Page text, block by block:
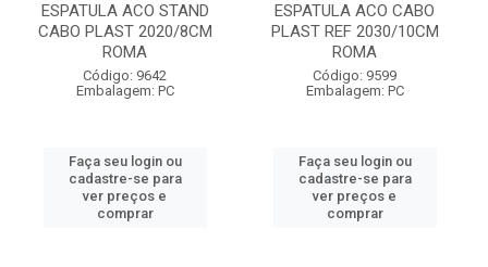
ESPATULA ACO STAND
CABO PLAST 2020/8CM
ROMA
Código: 9642
Embalagem: PC
Faça seu login ou
cadastre-se para
ver preços e
comprar
ESPATULA ACO CABO
PLAST REF 2030/10CM
ROMA
Código: 9599
Embalagem: PC
Faça seu login ou
cadastre-se para
ver preços e
comprar